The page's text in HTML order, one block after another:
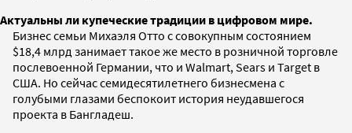
Актуальны ли купеческие традиции в цифровом мире.
Бизнес семьи Михаэля Отто с совокупным состоянием
$18,4 млрд занимает такое же место в розничной торговле
послевоенной Германии, что и Walmart, Sears и Target в
США. Но сейчас семидесятилетнего бизнесмена с
голубыми глазами беспокоит история неудавшегося
проекта в Бангладеш.